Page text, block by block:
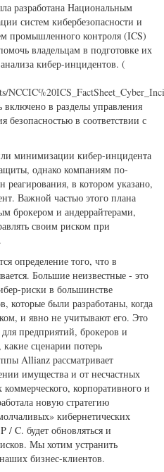
разработана Национальным
систем кибербезопасности и
промышленного контроля (ICS)
владельцам в подготовке их
кибер-инцидентов. (
в разделы управления
безопасностью в соответствии с
минимизации кибер-инцидента
однако компаниям по-
в котором указано,
Важной частью этого плана
брокером и андеррайтерами,
своим риском при
определение того, что в
Большие неизвестные - это
риски в большинстве
которые были разработаны, когда
и явно не учитывают его. Это
предприятий, брокеров и
сценарии потерь
Allianz рассматривает
имущества и от несчастных
корпоративного и
новую стратегию
кибернетических
/ C. будет обновляться и
Мы хотим устранить
бизнес-клиентов.